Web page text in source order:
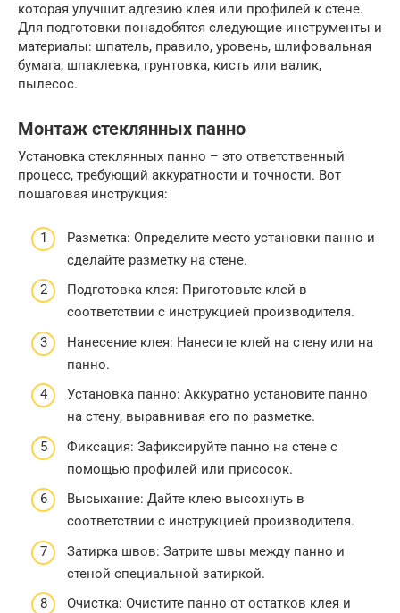
которая улучшит адгезию клея или профилей к стене.
Для подготовки понадобятся следующие инструменты и
материалы: шпатель, правило, уровень, шлифовальная
бумага, шпаклевка, грунтовка, кисть или валик,
пылесос.
Монтаж стеклянных панно
Установка стеклянных панно – это ответственный
процесс, требующий аккуратности и точности. Вот
пошаговая инструкция:
Разметка: Определите место установки панно и
сделайте разметку на стене.
Подготовка клея: Приготовьте клей в
соответствии с инструкцией производителя.
Нанесение клея: Нанесите клей на стену или на
панно.
Установка панно: Аккуратно установите панно
на стену, выравнивая его по разметке.
Фиксация: Зафиксируйте панно на стене с
помощью профилей или присосок.
Высыхание: Дайте клею высохнуть в
соответствии с инструкцией производителя.
Затирка швов: Затрите швы между панно и
стеной специальной затиркой.
Очистка: Очистите панно от остатков клея и